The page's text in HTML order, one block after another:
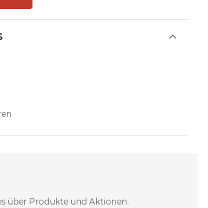
über Produkte und Aktionen.